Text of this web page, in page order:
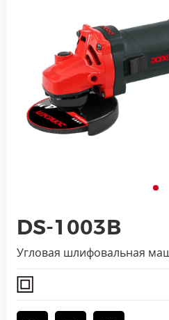
DS-1003B
Угловая шлифовальная